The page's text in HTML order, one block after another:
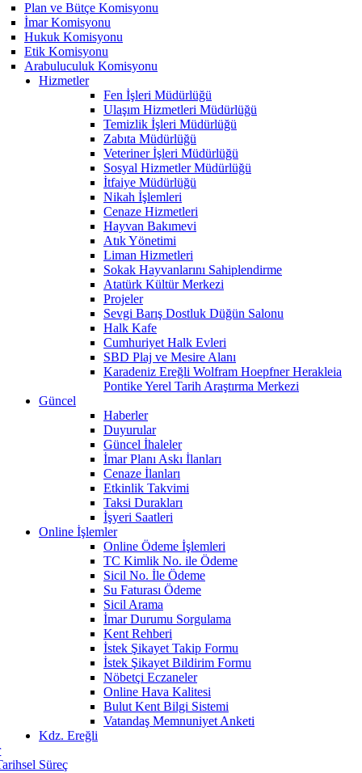
Plan ve Bütçe Komisyonu
İmar Komisyonu
Hukuk Komisyonu
Etik Komisyonu
Arabuluculuk Komisyonu
Hizmetler
Fen İşleri Müdürlüğü
Ulaşım Hizmetleri Müdürlüğü
Temizlik İşleri Müdürlüğü
Zabıta Müdürlüğü
Veteriner İşleri Müdürlüğü
Sosyal Hizmetler Müdürlüğü
İtfaiye Müdürlüğü
Nikah İşlemleri
Cenaze Hizmetleri
Hayvan Bakımevi
Atık Yönetimi
Liman Hizmetleri
Sokak Hayvanlarını Sahiplendirme
Atatürk Kültür Merkezi
Projeler
Sevgi Barış Dostluk Düğün Salonu
Halk Kafe
Cumhuriyet Halk Evleri
SBD Plaj ve Mesire Alanı
Karadeniz Ereğli Wolfram Hoepfner Herakleia
Pontike Yerel Tarih Araştırma Merkezi
Güncel
Haberler
Duyurular
Güncel İhaleler
İmar Planı Askı İlanları
Cenaze İlanları
Etkinlik Takvimi
Taksi Durakları
İşyeri Saatleri
Online İşlemler
Online Ödeme İşlemleri
TC Kimlik No. ile Ödeme
Sicil No. İle Ödeme
Su Faturası Ödeme
Sicil Arama
İmar Durumu Sorgulama
Kent Rehberi
İstek Şikayet Takip Formu
İstek Şikayet Bildirim Formu
Nöbetçi Eczaneler
Online Hava Kalitesi
Bulut Kent Bilgi Sistemi
Vatandaş Memnuniyet Anketi
Kdz. Ereğli
Süreç